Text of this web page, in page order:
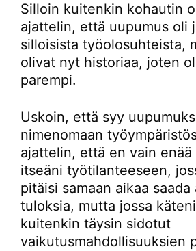
Silloin kuitenkin kohautin
ajattelin, että uupumus oli
silloisista työolosuhteista,
olivat nyt historiaa, joten
parempi.
Uskoin, että syy
nimenomaan
ajattelin, että en vain
itseäni työtilanteeseen,
pitäisi samaan aikaa saada
tuloksia, mutta jossa
kuitenkin täysin sidotut
vaikutusmahdollisuuksien